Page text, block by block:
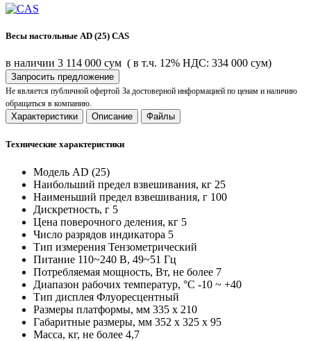
Весы настольные AD (25) CAS
в наличии 3 114 000 сум ( в т.ч. 12% НДС: 334 000 сум)
Запросить предложение
Не является публичной офертой За достоверной информацией по ценам и наличию
обращаться в компанию.
Характеристики Описание Файлы
Технические характеристики
Модель AD (25)
Наибольший предел взвешивания, кг 25
Наименьший предел взвешивания, г 100
Дискретность, г 5
Цена поверочного деления, кг 5
Число разрядов индикатора 5
Тип измерения Тензометрический
Питание 110~240 В, 49~51 Гц
Потребляемая мощность, Вт, не более 7
Диапазон рабочих температур, °C -10 ~ +40
Тип дисплея Флуоресцентный
Размеры платформы, мм 335 x 210
Габаритные размеры, мм 352 x 325 x 95
Масса, кг, не более 4,7